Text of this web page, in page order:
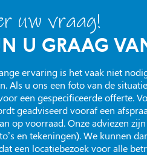
uw vraag!
U GRAAG
ervaring is het vaak niet
Als u ons een foto van de
een gespecificeerde offerte.
geadviseerd vooraf een
op voorraad. Onze adviezen
en tekeningen). We kunnen
een locatiebezoek voor alle